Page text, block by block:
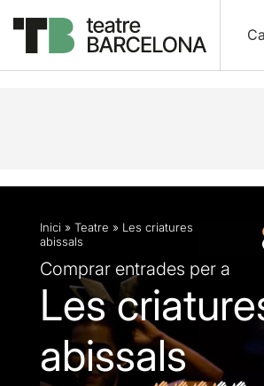
Descripció Fitxa artística
Inici » Teatre » Les criatures
abissals
Comprar entrades per a
Les
abissals